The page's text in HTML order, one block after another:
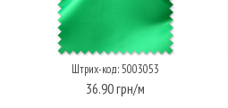
Штрих-код: 5003053
36.90 грн/м